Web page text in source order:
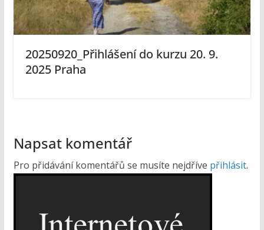
20250920_Přihlášení do kurzu 20. 9.
2025 Praha
Napsat komentář
Pro přidávání komentářů se musíte nejdříve přihlásit.